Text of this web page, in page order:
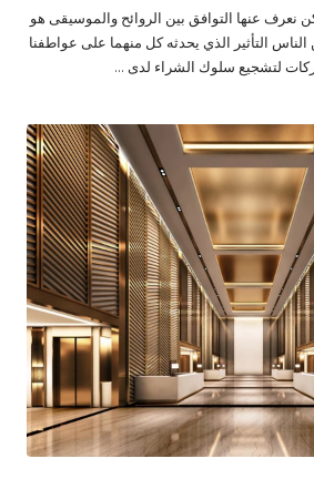
نعرف عنها التوافق بين الروائح والموسيقى هو
الناس التأثير الذي يحدثه كل منهما على عواطفنا
لتشجيع سلوك الشراء لدى ...